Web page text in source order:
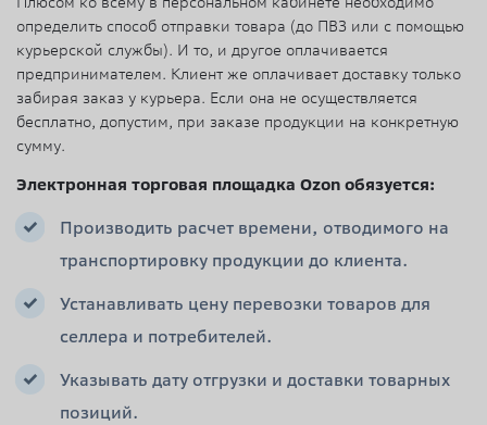
определить способ отправки товара (до ПВЗ или с помощью
курьерской службы). И то, и другое оплачивается
предпринимателем. Клиент же оплачивает доставку только
забирая заказ у курьера. Если она не осуществляется
бесплатно, допустим, при заказе продукции на конкретную
сумму.
Электронная торговая площадка Ozon обязуется:
Производить расчет времени, отводимого на
транспортировку продукции до клиента.
Устанавливать цену перевозки товаров для
селлера и потребителей.
Указывать дату отгрузки и доставки товарных
позиций.